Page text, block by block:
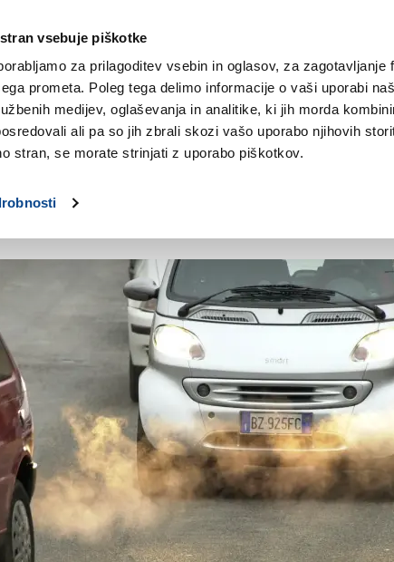
vsebuje piškotke
za prilagoditev vsebin in oglasov, za zagotavljanje
prometa. Poleg tega delimo informacije o vaši uporabi
medijev, oglaševanja in analitike, ki jih morda
ali pa so jih zbrali skozi vašo uporabo njihovih
stran, se morate strinjati z uporabo piškotkov.
2026
NOVICE TRŽAŠKA GORIŠKA KULTURA
onesnaženosti so